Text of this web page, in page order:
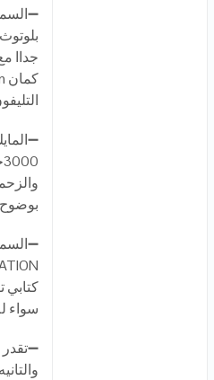
جداا
بوضوح
كتابي
سواء